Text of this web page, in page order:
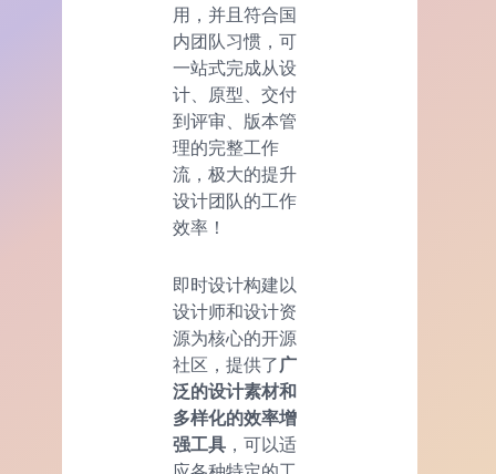
用，并且符合国
内团队习惯，可
一站式完成从设
计、原型、交付
到评审、版本管
理的完整工作
流，极大的提升
设计团队的工作
效率！
即时设计构建以
设计师和设计资
源为核心的开源
社区，提供了 广
泛的设计素材和
多样化的效率增
强工具 ，可以适